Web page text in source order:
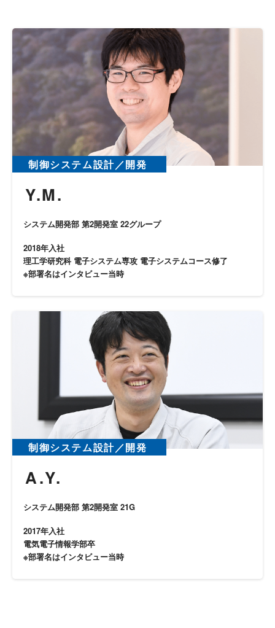
制御システム設計／開発
Y.M.
システム開発部 第2開発室 22グループ
2018年入社
理工学研究科 電子システム専攻 電子システムコース修了
※部署名はインタビュー当時
制御システム設計／開発
A.Y.
システム開発部 第2開発室 21G
2017年入社
電気電子情報学部卒
※部署名はインタビュー当時